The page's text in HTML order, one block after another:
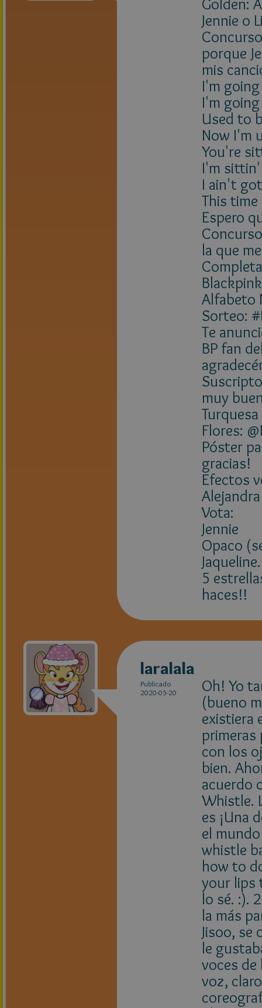
Jennie o
porque
mis
I'm
I'm
Used to
Now I'm
You're
I'm
I ain't
This
Espero
la que
Alfabeto
Sorteo:
Te
BP fan
muy
Flores:
Póster
gracias!
Efectos
Vota:
Jennie
Opaco
Jaqueline.
5
haces!!
laralala
Publicado
2020-05-20
Oh! Yo
(bueno
existiera
con los
bien.
acuerdo
Whistle.
es ¡Una
el
whistle
how to
your lips
lo sé. :).
la más
Jisoo, se
le
voces
voz,